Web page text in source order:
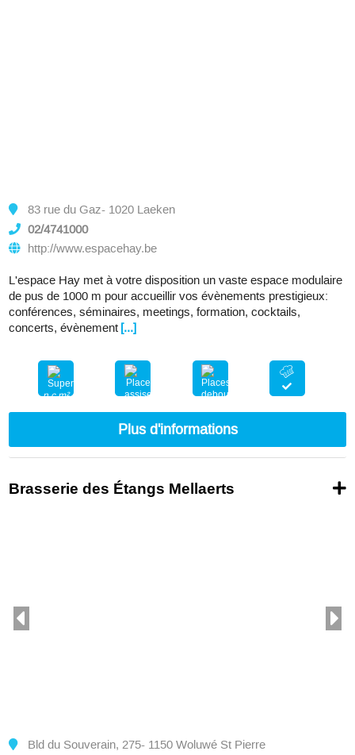
83 rue du Gaz- 1020 Laeken
02/4741000
http://www.espacehay.be
L'espace Hay met à votre disposition un vaste espace modulaire
de pus de 1000 m pour accueillir vos évènements prestigieux:
conférences, séminaires, meetings, formation, cocktails,
concerts, évènement [...]
n.c.m²
Plus d'informations
Brasserie des Étangs Mellaerts
Bld du Souverain, 275- 1150 Woluwé St Pierre